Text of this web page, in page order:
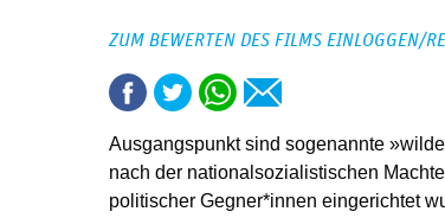
ZUM BEWERTEN DES FILMS EINLOGGEN/
Ausgangspunkt sind sogenannte
nach der nationalsozialistischen
politischer Gegner*innen eingerichtet